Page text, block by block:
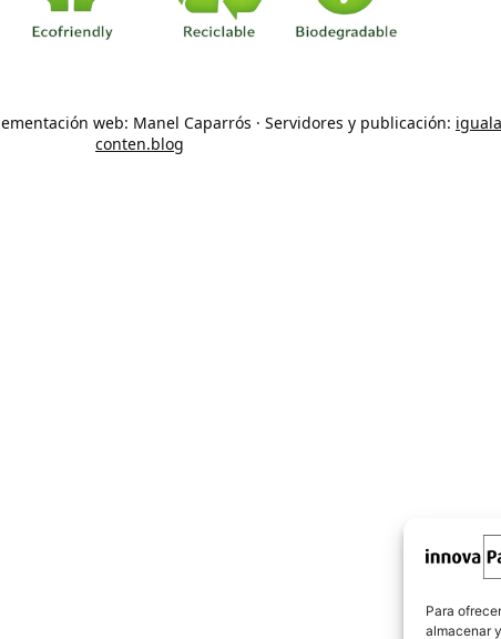
Para
almacenar
web: Manel Caparrós · Servidores y publicación:
conten.blog